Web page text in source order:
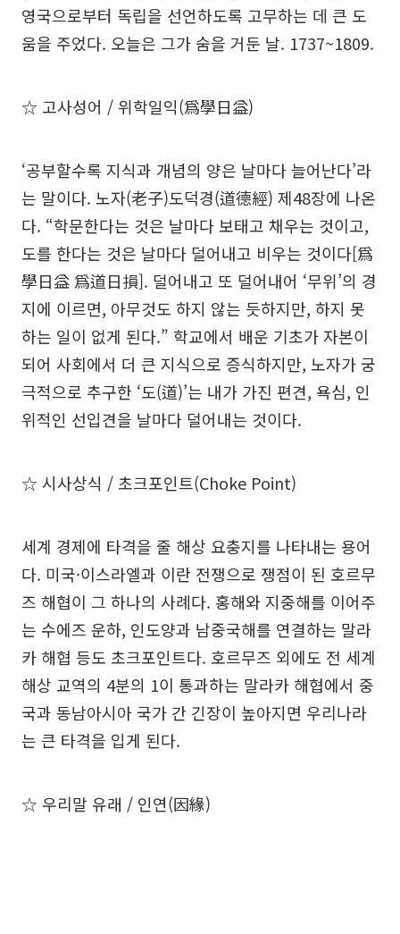
영국으로부터 독립을 선언하도록 고무하는 데 큰 도
움을 주었다. 오늘은 그가 숨을 거둔 날. 1737~1809.
☆ 고사성어 / 위학일익(爲學日益)
‘공부할수록 지식과 개념의 양은 날마다 늘어난다’라
는 말이다. 노자(老子)도덕경(道德經) 제48장에 나온
다. “학문한다는 것은 날마다 보태고 채우는 것이고,
도를 한다는 것은 날마다 덜어내고 비우는 것이다[爲
學日益 爲道日損]. 덜어내고 또 덜어내어 ‘무위’의 경
지에 이르면, 아무것도 하지 않는 듯하지만, 하지 못
하는 일이 없게 된다.” 학교에서 배운 기초가 자본이
되어 사회에서 더 큰 지식으로 증식하지만, 노자가 궁
극적으로 추구한 ‘도(道)’는 내가 가진 편견, 욕심, 인
위적인 선입견을 날마다 덜어내는 것이다.
☆ 시사상식 / 초크포인트(Choke Point)
세계 경제에 타격을 줄 해상 요충지를 나타내는 용어
다. 미국·이스라엘과 이란 전쟁으로 쟁점이 된 호르무
즈 해협이 그 하나의 사례다. 홍해와 지중해를 이어주
는 수에즈 운하, 인도양과 남중국해를 연결하는 말라
카 해협 등도 초크포인트다. 호르무즈 외에도 전 세계
해상 교역의 4분의 1이 통과하는 말라카 해협에서 중
국과 동남아시아 국가 간 긴장이 높아지면 우리나라
는 큰 타격을 입게 된다.
☆ 우리말 유래 / 인연(因緣)